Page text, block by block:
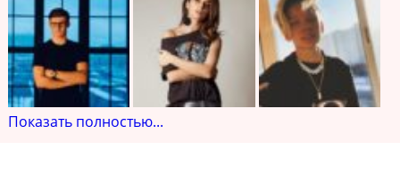
Показать полностью...